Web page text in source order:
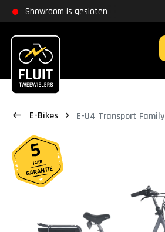
Zoeken
Showroom is gesloten
9,8 5 jaar garantie
E-Bikes E-U4 Transport Family